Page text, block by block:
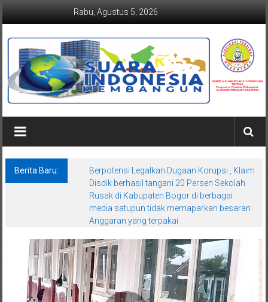
Rabu, Agustus 5, 2026
Berita Baru:
Berpotensi Legalkan Dugaan Korupsi , Klaim
Disdik berhasil tangani 20 Persen Sekolah
Rusak di Kabupaten Bogor di berbagai
media satupun tidak memaparkan besaran
Anggaran yang terpakai .